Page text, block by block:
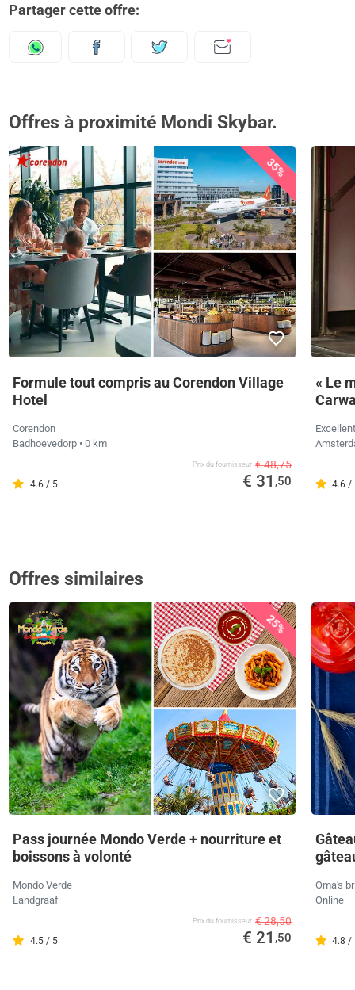
Partager cette offre:
Offres à proximité Mondi Skybar.
35%
Formule tout compris au Corendon Village
Hotel
Corendon
Badhoevedorp • 0 km
4.6 / 5
Prix ​​du fournisseur € 48,75
€ 31 ,50
« Le
4.6 /
Offres similaires
25%
Pass journée Mondo Verde + nourriture et
boissons à volonté
Mondo Verde
Landgraaf
4.5 / 5
Prix ​​du fournisseur € 28,50
€ 21 ,50
Oma's
Online
4.8 /